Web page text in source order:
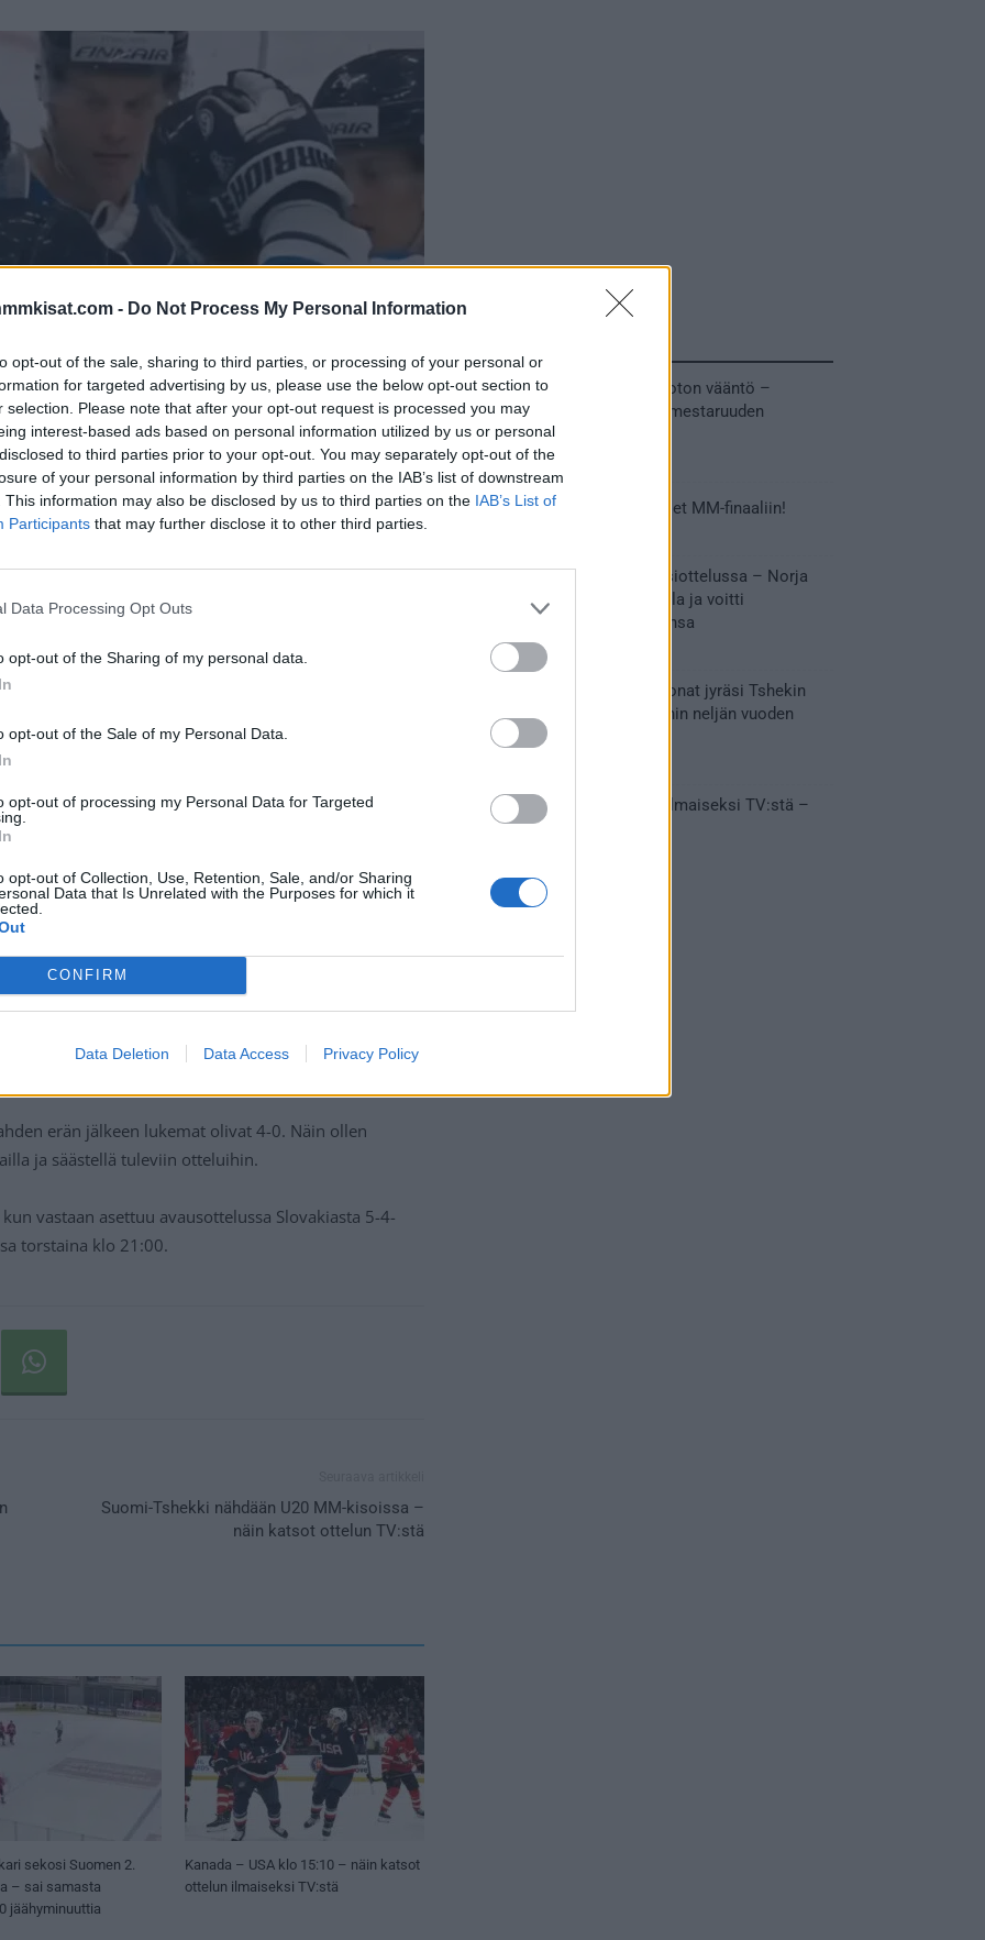
- Do Not Process My Personal Information
opt-out of the sale, sharing to third parties, or processing of your personal or
for targeted advertising by us, please use the below opt-out section to
selection. Please note that after your opt-out request is processed you may
interest-based ads based on personal information utilized by us or personal
to third parties prior to your opt-out. You may separately opt-out of the
of your personal information by third parties on the IAB’s list of downstream
This information may also be disclosed by us to third parties on the IAB’s List of
Participants that may further disclose it to other third parties.
Data Processing Opt Outs
opt-out of the Sharing of my personal data.
opt-out of the Sale of my Personal Data.
opt-out of processing my Personal Data for Targeted
opt-out of Collection, Use, Retention, Sale, and/or Sharing
Data that Is Unrelated with the Purposes for which it
CONFIRM
Data Deletion Data Access Privacy Policy
MM-kisoihin, sillä Latvia kaatui ilman mitään
joten odotukset MM-turnaukseen ovat
yönä.
tähdet olivatJoakim Kemell(2+2) sekä Räty (1+3).
Mainos:
erän jälkeen lukemat olivat 4-0. Näin ollen
ja säästellä tuleviin otteluihin.
vastaan asettuu avausottelussa Slovakiasta 5-4-
torstaina klo 21:00.
Suomi-Tshekki nähdään U20 MM-kisoissa –
näin katsot ottelun TV:stä
sekosi Suomen 2.
– sai samasta
jäähyminuuttia
Kanada – USA klo 15:10 – näin katsot
ottelun ilmaiseksi TV:stä
MM-kullasta käytiin armoton vääntö –
Leijonat voitti maailmanmestaruuden
jatkoajalla
31.05.2026 23:27
Tässä Leijonien kentälliset MM-finaaliin!
Huikeaa draamaa pronssiottelussa – Norja
kaatoi Kanadan jatkoajalla ja voitti
ensimmäisen MM-mitalinsa
31.05.2026 18:25
Vakuuttava esitys – Leijonat jyräsi Tshekin
nurin ja eteni mitalipeleihin neljän vuoden
tauon jälkeen
Suomi – Tshekki näkyy ilmaiseksi TV:stä –
näin aukeaa live stream